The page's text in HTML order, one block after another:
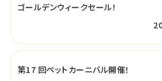
ゴールデンウィークセール！
第17 回ペットカーニバル開催！